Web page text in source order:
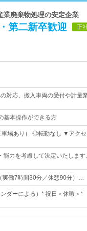
業廃棄物処理の安定企業
第二新卒歓迎 正
対応、搬入車両の受付や計量
基本操作ができる方
車場あり） ◎転勤なし ▼アクセ
力を考慮して決定いたします
実働7時間30分／休憩90分）…
ダーによる）* 祝日＜休暇＞*